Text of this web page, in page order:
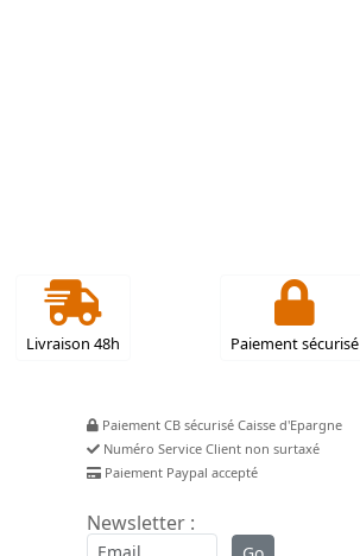
Livraison 48h Paiement sécurisé
Paiement CB sécurisé Caisse d'Epargne
Numéro Service Client non surtaxé
Paiement Paypal accepté
Newsletter :